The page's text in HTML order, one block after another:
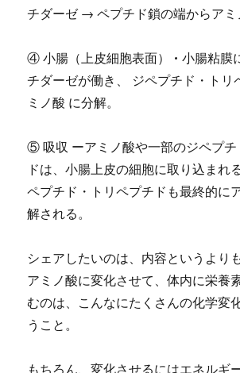
チダーゼ → ペプチド鎖の端からアミ
④ 小腸（上皮細胞表面） • 小腸粘膜
チダーゼが働き、 ジペプチド・ト
ミノ酸 に分解。
⑤ 吸収 ーアミノ酸や一部のジペプチ
ドは、小腸上皮の細胞に取り込まれ
ペプチド・トリペプチドも最終的に
解される。
シェアしたいのは、内容というより
アミノ酸に変化させて、体内に栄養
むのは、こんなにたくさんの化学変
うこと。
もちろん、変化させるにはエネルギ